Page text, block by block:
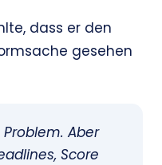
dass er den
gesehen
Aber
Score